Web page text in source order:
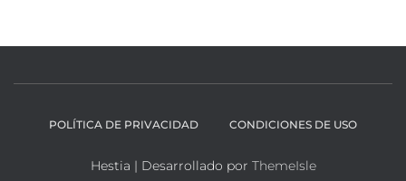
POLÍTICA DE PRIVACIDAD CONDICIONES DE USO
Hestia | Desarrollado por ThemeIsle